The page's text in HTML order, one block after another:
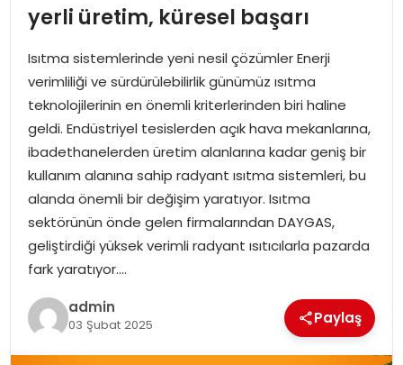
SOSYAL HABER
SPOR
EKONOMI
MAGAZIN
TEKNOLOJI
yerli üretim, küresel başarı
Isıtma sistemlerinde yeni nesil çözümler Enerji
verimliliği ve sürdürülebilirlik günümüz ısıtma
teknolojilerinin en önemli kriterlerinden biri haline
geldi. Endüstriyel tesislerden açık hava mekanlarına,
ibadethanelerden üretim alanlarına kadar geniş bir
kullanım alanına sahip radyant ısıtma sistemleri, bu
alanda önemli bir değişim yaratıyor. Isıtma
sektörünün önde gelen firmalarından DAYGAS,
geliştirdiği yüksek verimli radyant ısıtıcılarla pazarda
fark yaratıyor….
admin
03 Şubat 2025 Paylaş